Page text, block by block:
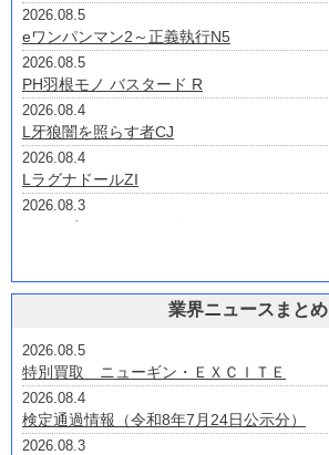
2026.08.5
eワンパンマン2～正義執行N5
2026.08.5
PH羽根モノ バスタード R
2026.08.4
L牙狼闇を照らす者CJ
2026.08.4
LラグナドールZI
2026.08.3
eノーゲーム・ノーライフV2B
2026.07.30
Lゴジラ対エヴァンゲリオン2S
2026.07.24
P大海物語4スペシャルプラスRCA
2026.07.24
P大海物語5スペシャルALTA2
業界ニュースまとめ
2026.08.5
特別買取 ニューギン・ＥＸＣＩＴＥ
2026.08.4
検定通過情報（令和8年7月24日公示分）
2026.08.3